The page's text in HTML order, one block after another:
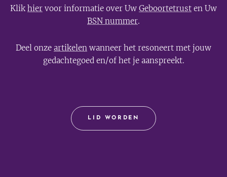
Klikhier voor informatie over Uw Geboortetrust en Uw
BSN nummer.
Deel onze artikelen wanneer het resoneert met jouw
gedachtegoed en/of het je aanspreekt.
LID WORDEN